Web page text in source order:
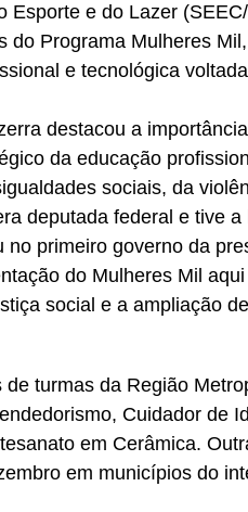
e do Lazer
Programa Mulheres
e tecnológica
destacou a
da educação
sociais, da
deputada federal e tive
primeiro governo da
do Mulheres Mil
social e a ampliação
turmas da Região
Cuidador de
em Cerâmica.
em municípios do